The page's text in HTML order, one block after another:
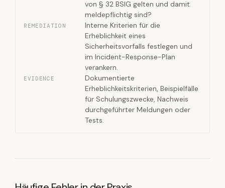
von § 32 BSIG gelten und damit
meldepflichtig sind?
REMEDIATION
Interne Kriterien für die
Erheblichkeit eines
Sicherheitsvorfalls festlegen und
im Incident-Response-Plan
verankern.
EVIDENCE
Dokumentierte
Erheblichkeitskriterien, Beispielfälle
für Schulungszwecke, Nachweis
durchgeführter Meldungen oder
Tests.